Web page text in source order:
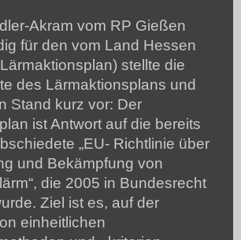
Akram vom RP Gießen
für den vom Land Hessen
stellte die
des Lärmaktionsplans und
Stand kurz vor: Der
ist Antwort auf die bereits
„EU- Richtlinie über
und Bekämpfung von
die 2005 in Bundesrecht
Ziel ist es, auf der
einheitlichen